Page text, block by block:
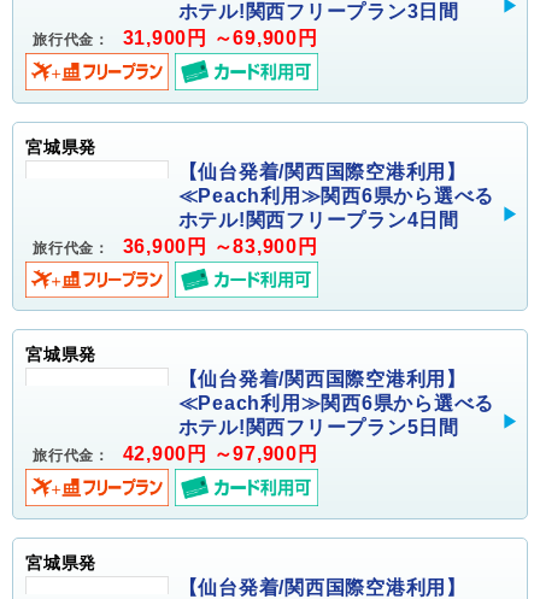
ホテル!関西フリープラン3日間
旅行代金： 31,900円 ～69,900円
宮城県発
【仙台発着/関西国際空港利用】
≪Peach利用≫関西6県から選べる
ホテル!関西フリープラン4日間
旅行代金： 36,900円 ～83,900円
宮城県発
【仙台発着/関西国際空港利用】
≪Peach利用≫関西6県から選べる
ホテル!関西フリープラン5日間
旅行代金： 42,900円 ～97,900円
宮城県発
【仙台発着/関西国際空港利用】